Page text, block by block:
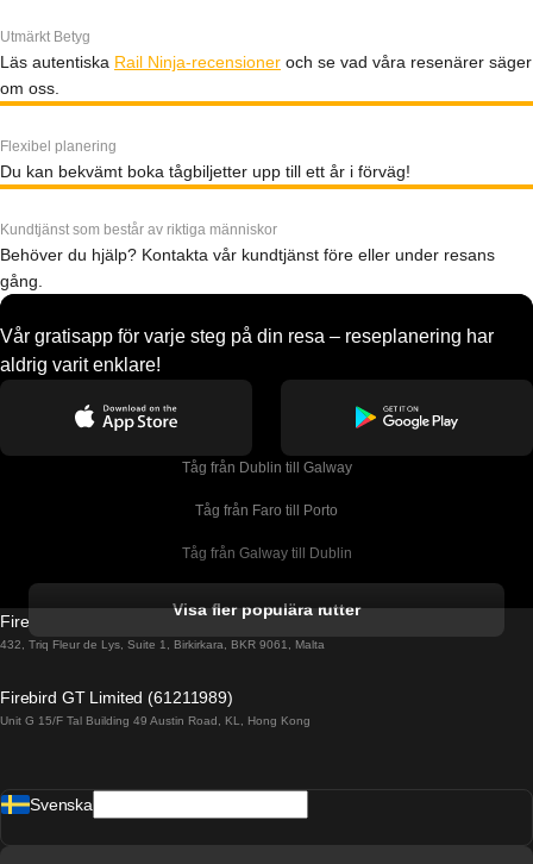
Utmärkt Betyg
Läs autentiska Rail Ninja-recensioner och se vad våra resenärer säger
om oss.
Flexibel planering
Du kan bekvämt boka tågbiljetter upp till ett år i förväg!
Kundtjänst som består av riktiga människor
Behöver du hjälp? Kontakta vår kundtjänst före eller under resans
gång.
Vår gratisapp för varje steg på din resa – reseplanering har
aldrig varit enklare!
Tåg från Dublin till Galway
Tåg från Faro till Porto
Tåg från Galway till Dublin
Tåg från Porto till Faro
Tåg från Barcelona till Madrid
Visa fler populära rutter
Firebird GT Limited (OC 1451)
432, Triq Fleur de Lys, Suite 1, Birkirkara, BKR 9061, Malta
Firebird GT Limited (61211989)
Unit G 15/F Tal Building 49 Austin Road, KL, Hong Kong
Svenska